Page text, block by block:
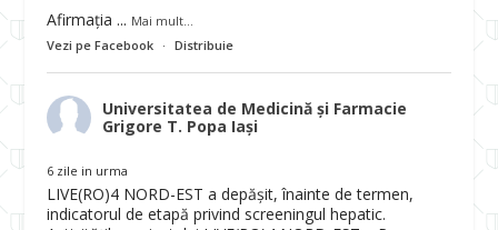
Afirmația ... Mai mult...
Vezi pe Facebook · Distribuie
Universitatea de Medicină și Farmacie
Grigore T. Popa Iași
6 zile in urma
LIVE(RO)4 NORD-EST a depășit, înainte de termen,
indicatorul de etapă privind screeningul hepatic.